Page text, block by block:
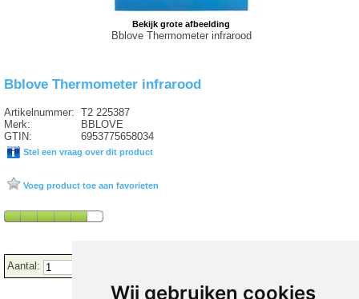
Wij gebruiken cookies
Bekijk grote afbeelding
Bblove Thermometer infrarood
Bblove Thermometer infrarood
Artikelnummer:
Merk:
GTIN:
T2 225387
BBLOVE
6953775658034
Stel een vraag over dit product
Voeg product toe aan favorieten
Aantal: